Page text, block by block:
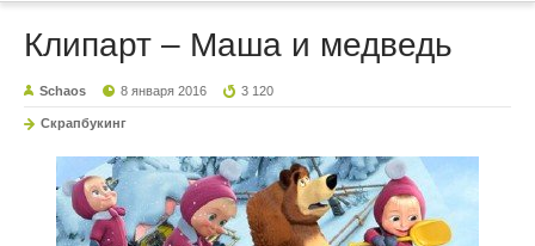
Клипарт – Маша и медведь
Schaos 8 января 2016 3 120
Скрапбукинг